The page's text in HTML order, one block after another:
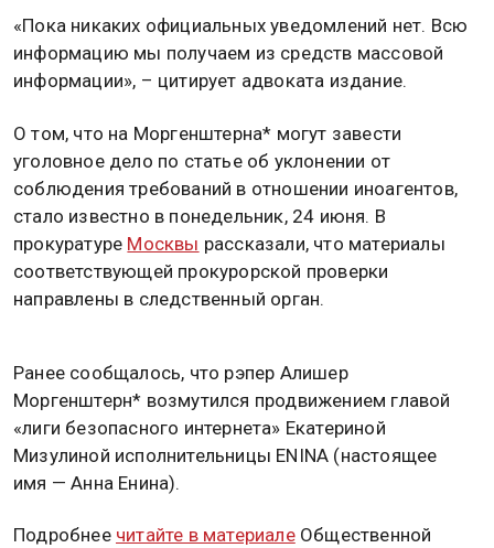
«Пока никаких официальных уведомлений нет. Всю
информацию мы получаем из средств массовой
информации», – цитирует адвоката издание.
О том, что на Моргенштерна* могут завести
уголовное дело по статье об уклонении от
соблюдения требований в отношении иноагентов,
стало известно в понедельник, 24 июня. В
прокуратуре Москвы рассказали, что материалы
соответствующей прокурорской проверки
направлены в следственный орган.
Ранее сообщалось, что рэпер Алишер
Моргенштерн* возмутился продвижением главой
«лиги безопасного интернета» Екатериной
Мизулиной исполнительницы ENINA (настоящее
имя — Анна Енина).
Подробнее читайте в материалеОбщественной